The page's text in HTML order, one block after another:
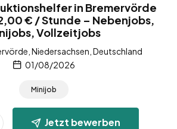
in Bremervörde
€ / Stunde – Nebenjobs,
Vollzeitjobs
Niedersachsen, Deutschland
01/08/2026
Minijob
Jetzt bewerben